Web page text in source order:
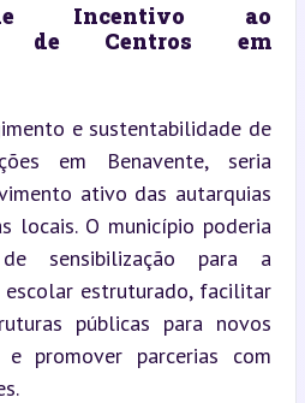
Incentivo ao
de Centros em
e sustentabilidade de
em Benavente, seria
ativo das autarquias
locais. O município poderia
de sensibilização para a
estruturado, facilitar
públicas para novos
e promover parcerias com